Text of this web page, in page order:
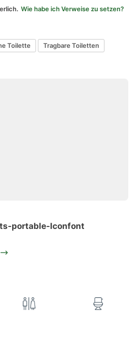
Wie habe ich Verweise zu setzen?
Toilette Tragbare Toiletten
portable-Iconfont